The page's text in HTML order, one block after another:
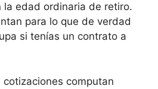
la edad ordinaria de retiro.
para lo que de verdad
si tenías un contrato a
computan